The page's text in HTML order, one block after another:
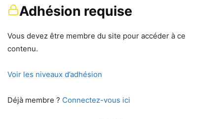
Adhésion requise
Vous devez être membre du site pour accéder à ce
contenu.
Voir les niveaux d’adhésion
Déjà membre ? Connectez-vous ici